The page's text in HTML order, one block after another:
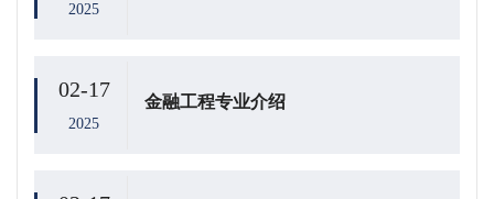
2025
02-17
2025
金融工程专业介绍